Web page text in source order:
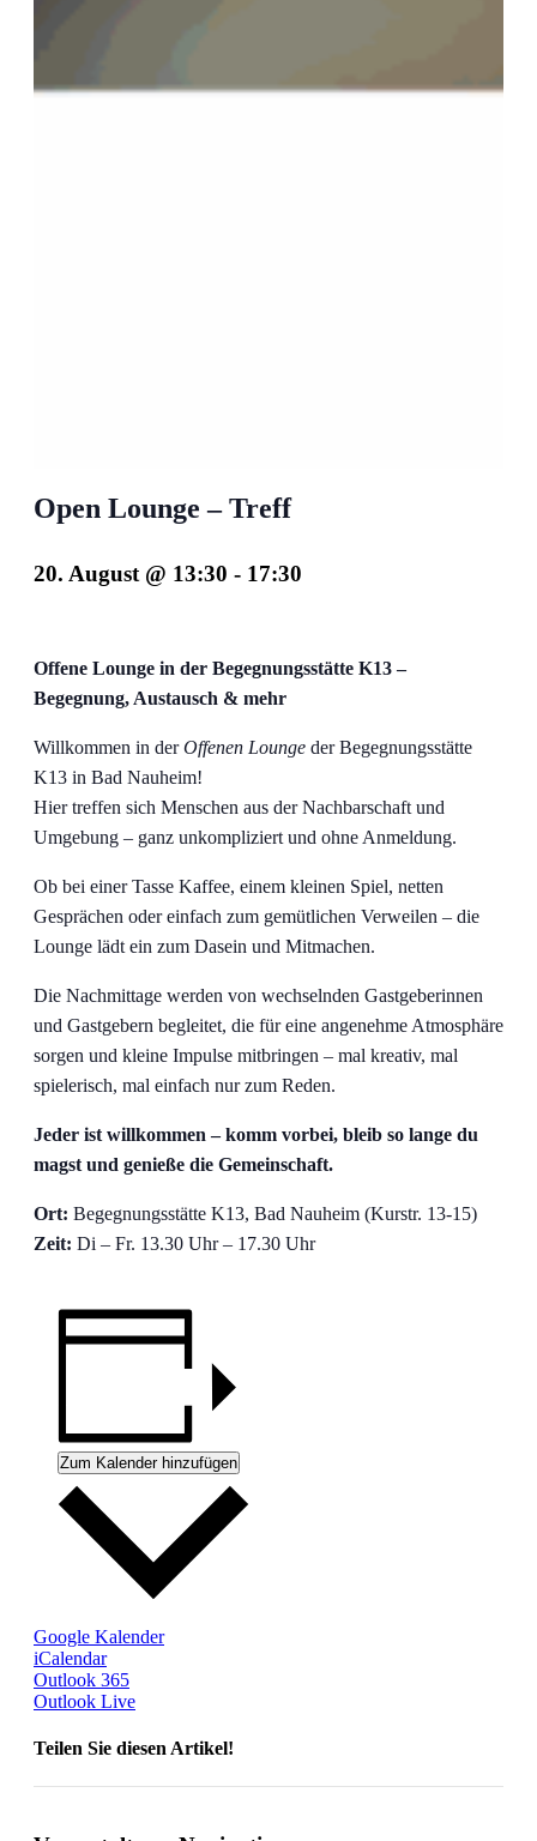
Open Lounge – Treff
20. August @ 13:30 - 17:30
Offene Lounge in der Begegnungsstätte K13 –
Begegnung, Austausch & mehr
Willkommen in derOffenen Lounge der Begegnungsstätte
K13 in Bad Nauheim!
Hier treffen sich Menschen aus der Nachbarschaft und
Umgebung – ganz unkompliziert und ohne Anmeldung.
Ob bei einer Tasse Kaffee, einem kleinen Spiel, netten
Gesprächen oder einfach zum gemütlichen Verweilen – die
Lounge lädt ein zum Dasein und Mitmachen.
Die Nachmittage werden von wechselnden Gastgeberinnen
und Gastgebern begleitet, die für eine angenehme Atmosphäre
sorgen und kleine Impulse mitbringen – mal kreativ, mal
spielerisch, mal einfach nur zum Reden.
Jeder ist willkommen – komm vorbei, bleib so lange du
magst und genieße die Gemeinschaft.
Ort: Begegnungsstätte K13, Bad Nauheim (Kurstr. 13-15)
Zeit: Di – Fr. 13.30 Uhr – 17.30 Uhr
Zum Kalender hinzufügen
Google Kalender
iCalendar
Outlook 365
Outlook Live
Teilen Sie diesen Artikel!